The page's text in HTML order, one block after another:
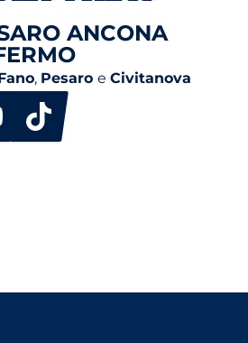
ANCONA
, Pesaro e Civitanova